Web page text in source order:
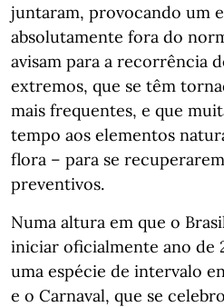
juntaram, provocando um
absolutamente fora do
avisam para a recorrência
extremos, que se têm
mais frequentes, e que
tempo aos elementos
flora – para se
preventivos.
Numa altura em que o
iniciar oficialmente ano de
uma espécie de intervalo
e o Carnaval, que se